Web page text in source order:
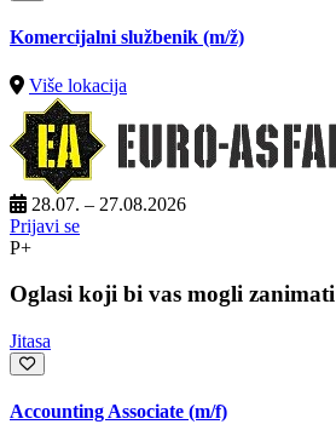
Komercijalni službenik (m/ž)
Više lokacija
28.07. – 27.08.2026
Prijavi se
P+
Oglasi koji bi vas mogli zanimati
Jitasa
Accounting Associate (m/f)